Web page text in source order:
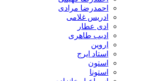
احمدرضا مرادی
ادریس غلامی
ادی عطار
ادیب طاهری
اروین
استاد ایرج
استون
استونا